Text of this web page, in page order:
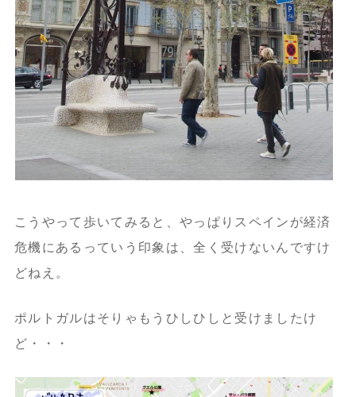
こうやって歩いてみると、やっぱりスペインが経済
危機にあるっていう印象は、全く受けないんですけ
どねえ。
ポルトガルはそりゃもうひしひしと受けましたけ
ど・・・